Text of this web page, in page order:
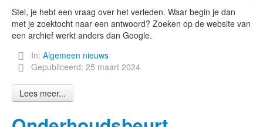
Stel, je hebt een vraag over het verleden. Waar begin je dan
met je zoektocht naar een antwoord? Zoeken op de website van
een archief werkt anders dan Google.
In: Algemeen nieuws
Gepubliceerd: 25 maart 2024
Lees meer...